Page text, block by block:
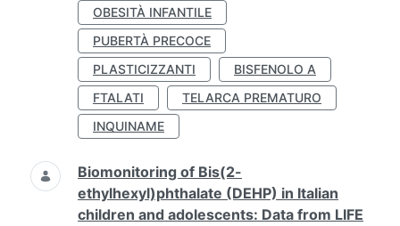
OBESITÀ INFANTILE
PUBERTÀ PRECOCE
PLASTICIZZANTI
BISFENOLO A
FTALATI
TELARCA PREMATURO
INQUINAME
Biomonitoring of Bis(2-
ethylhexyl)phthalate (DEHP) in Italian
children and adolescents: Data from LIFE